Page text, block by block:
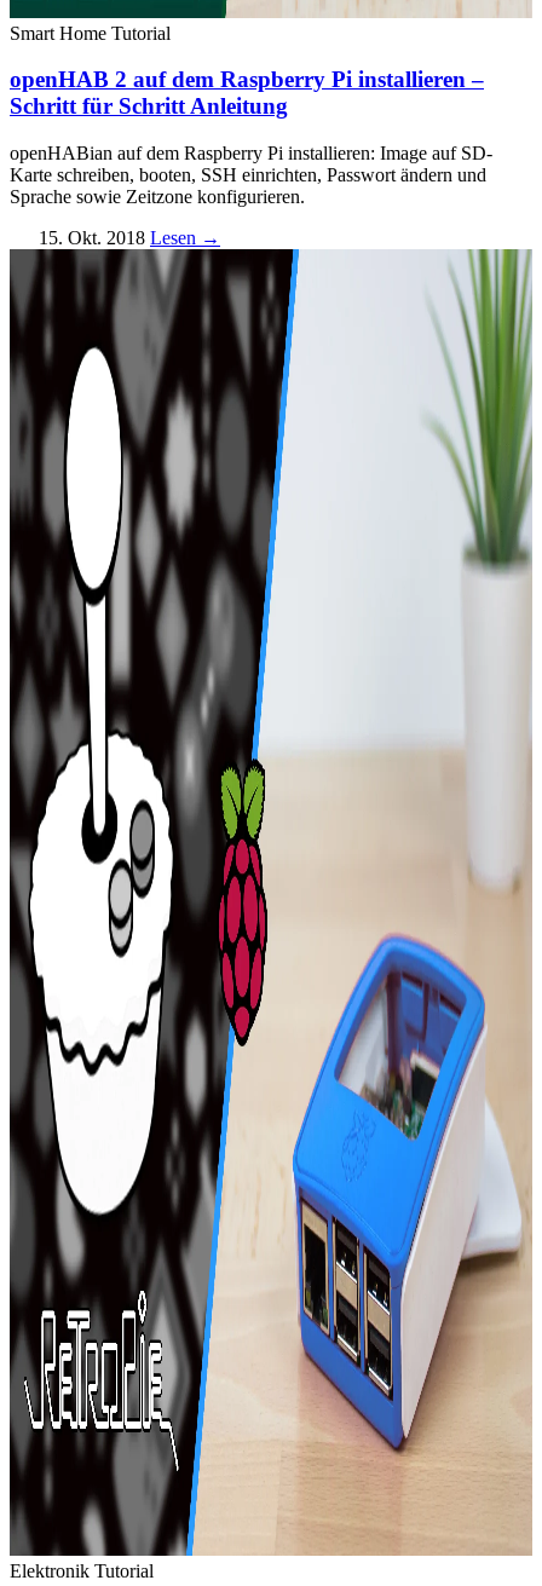
Smart Home Tutorial
openHAB 2 auf dem Raspberry Pi installieren –
Schritt für Schritt Anleitung
openHABian auf dem Raspberry Pi installieren: Image auf SD-
Karte schreiben, booten, SSH einrichten, Passwort ändern und
Sprache sowie Zeitzone konfigurieren.
15. Okt. 2018 Lesen →
Elektronik Tutorial